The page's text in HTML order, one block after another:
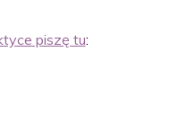
piszę tu: